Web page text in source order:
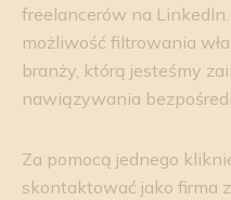
freelancerów na
możliwość filtrowania
branży, którą jesteśmy
nawiązywania
Za pomocą jednego
skontaktować jako firma